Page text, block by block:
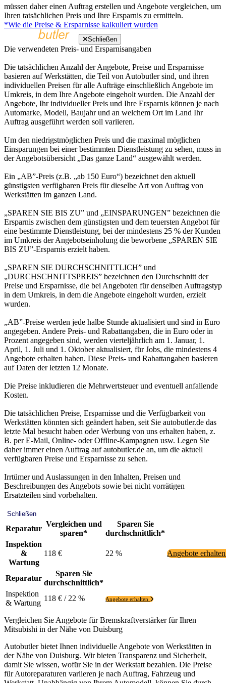
müssen daher einen Auftrag erstellen und Angebote vergleichen, um
Ihren tatsächlichen Preis und Ihre Ersparnis zu ermitteln.
*Wie die Preise & Ersparnisse kalkuliert wurden
Schließen
Die verwendeten Preis- und Ersparnisangaben
Die tatsächlichen Anzahl der Angebote, Preise und Ersparnisse
basieren auf Werkstätten, die Teil von Autobutler sind, und ihren
individuellen Preisen für alle Aufträge einschließlich Angebote im
Umkreis, in dem Ihre Angebote eingeholt wurden. Die Anzahl der
Angebote, Ihr individueller Preis und Ihre Ersparnis können je nach
Automarke, Modell, Baujahr und an welchem Ort im Land Ihr
Auftrag ausgeführt werden soll variieren.
Um den niedrigstmöglichen Preis und die maximal möglichen
Einsparungen bei einer bestimmten Dienstleistung zu sehen, muss in
der Angebotsübersicht „Das ganze Land“ ausgewählt werden.
Ein „AB”-Preis (z.B. „ab 150 Euro“) bezeichnet den aktuell
günstigsten verfügbaren Preis für dieselbe Art von Auftrag von
Werkstätten im ganzen Land.
„SPAREN SIE BIS ZU” und „EINSPARUNGEN” bezeichnen die
Ersparnis zwischen dem günstigsten und dem teuersten Angebot für
eine bestimmte Dienstleistung, bei der mindestens 25 % der Kunden
im Umkreis der Angebotseinholung die beworbene „SPAREN SIE
BIS ZU”-Ersparnis erzielt haben.
„SPAREN SIE DURCHSCHNITTLICH” und
„DURCHSCHNITTSPREIS” bezeichnen den Durchschnitt der
Preise und Ersparnisse, die bei Angeboten für denselben Auftragstyp
in dem Umkreis, in dem die Angebote eingeholt wurden, erzielt
wurden.
„AB”-Preise werden jede halbe Stunde aktualisiert und sind in Euro
angegeben. Andere Preis- und Rabattangaben, die in Euro oder in
Prozent angegeben sind, werden vierteljährlich am 1. Januar, 1.
April, 1. Juli und 1. Oktober aktualisiert, für Jobs, die mindestens 4
Angebote erhalten haben. Diese Preis- und Rabattangaben basieren
auf Daten der letzten 12 Monate.
Die Preise inkludieren die Mehrwertsteuer und eventuell anfallende
Kosten.
Die tatsächlichen Preise, Ersparnisse und die Verfügbarkeit von
Werkstätten könnten sich geändert haben, seit Sie autobutler.de das
letzte Mal besucht haben oder Werbung von uns erhalten haben, z.
B. per E-Mail, Online- oder Offline-Kampagnen usw. Legen Sie
daher immer einen Auftrag auf autobutler.de an, um die aktuell
verfügbaren Preise und Ersparnisse zu sehen.
Irrtümer und Auslassungen in den Inhalten, Preisen und
Beschreibungen des Angebots sowie bei nicht vorrätigen
Ersatzteilen sind vorbehalten.
Schließen
Reparatur
Vergleichen und
sparen*
Sparen Sie
durchschnittlich*
Inspektion
&
Wartung
118 € 22 % Angebote
Reparatur
Sparen Sie
durchschnittlich*
Inspektion
& Wartung
118 € / 22 % Angebote erhalten
Vergleichen Sie Angebote für Bremskraftverstärker für Ihren
Mitsubishi in der Nähe von Duisburg
Autobutler bietet Ihnen individuelle Angebote von Werkstätten in
der Nähe von Duisburg. Wir bieten Transparenz und Sicherheit,
damit Sie wissen, wofür Sie in der Werkstatt bezahlen. Die Preise
für Autoreparaturen variieren je nach Auftrag, Fahrzeug und